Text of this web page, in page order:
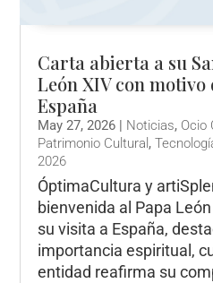
Carta abierta a su
León XIV con motivo
España
May 27, 2026 | Noticias, Ocio
Patrimonio Cultural ,
2026
ÓptimaCultura y
bienvenida al Papa
su visita a España,
importancia espiritual,
entidad reafirma su